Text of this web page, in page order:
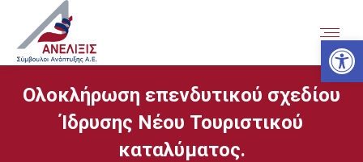
Ολοκλήρωση επενδυτικού σχεδίου
Ίδρυσης Νέου Τουριστικού
καταλύματος.